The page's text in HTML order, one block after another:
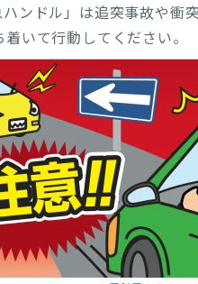
ンドル」は追突事故や衝
いて行動してください。